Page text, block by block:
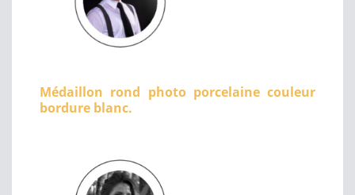
Médaillon rond photo porcelaine couleur
bordure blanc.